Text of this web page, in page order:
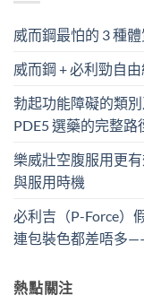
威而鋼最怕的 3 種
威而鋼 + 必利勁自
勃起功能障礙的類
PDE5 選藥的完整路
樂威壯空腹服用更
與服用時機
必利吉（P-Force）
連包裝色都差唔多
熱點關注